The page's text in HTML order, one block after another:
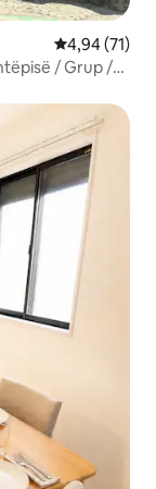
Vlerësimi
4,94 (71)
/ Grup /